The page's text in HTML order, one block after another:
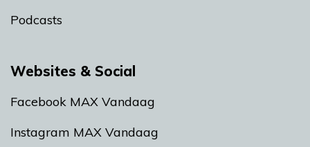
Podcasts
Websites & Social
Facebook MAX Vandaag
Instagram MAX Vandaag